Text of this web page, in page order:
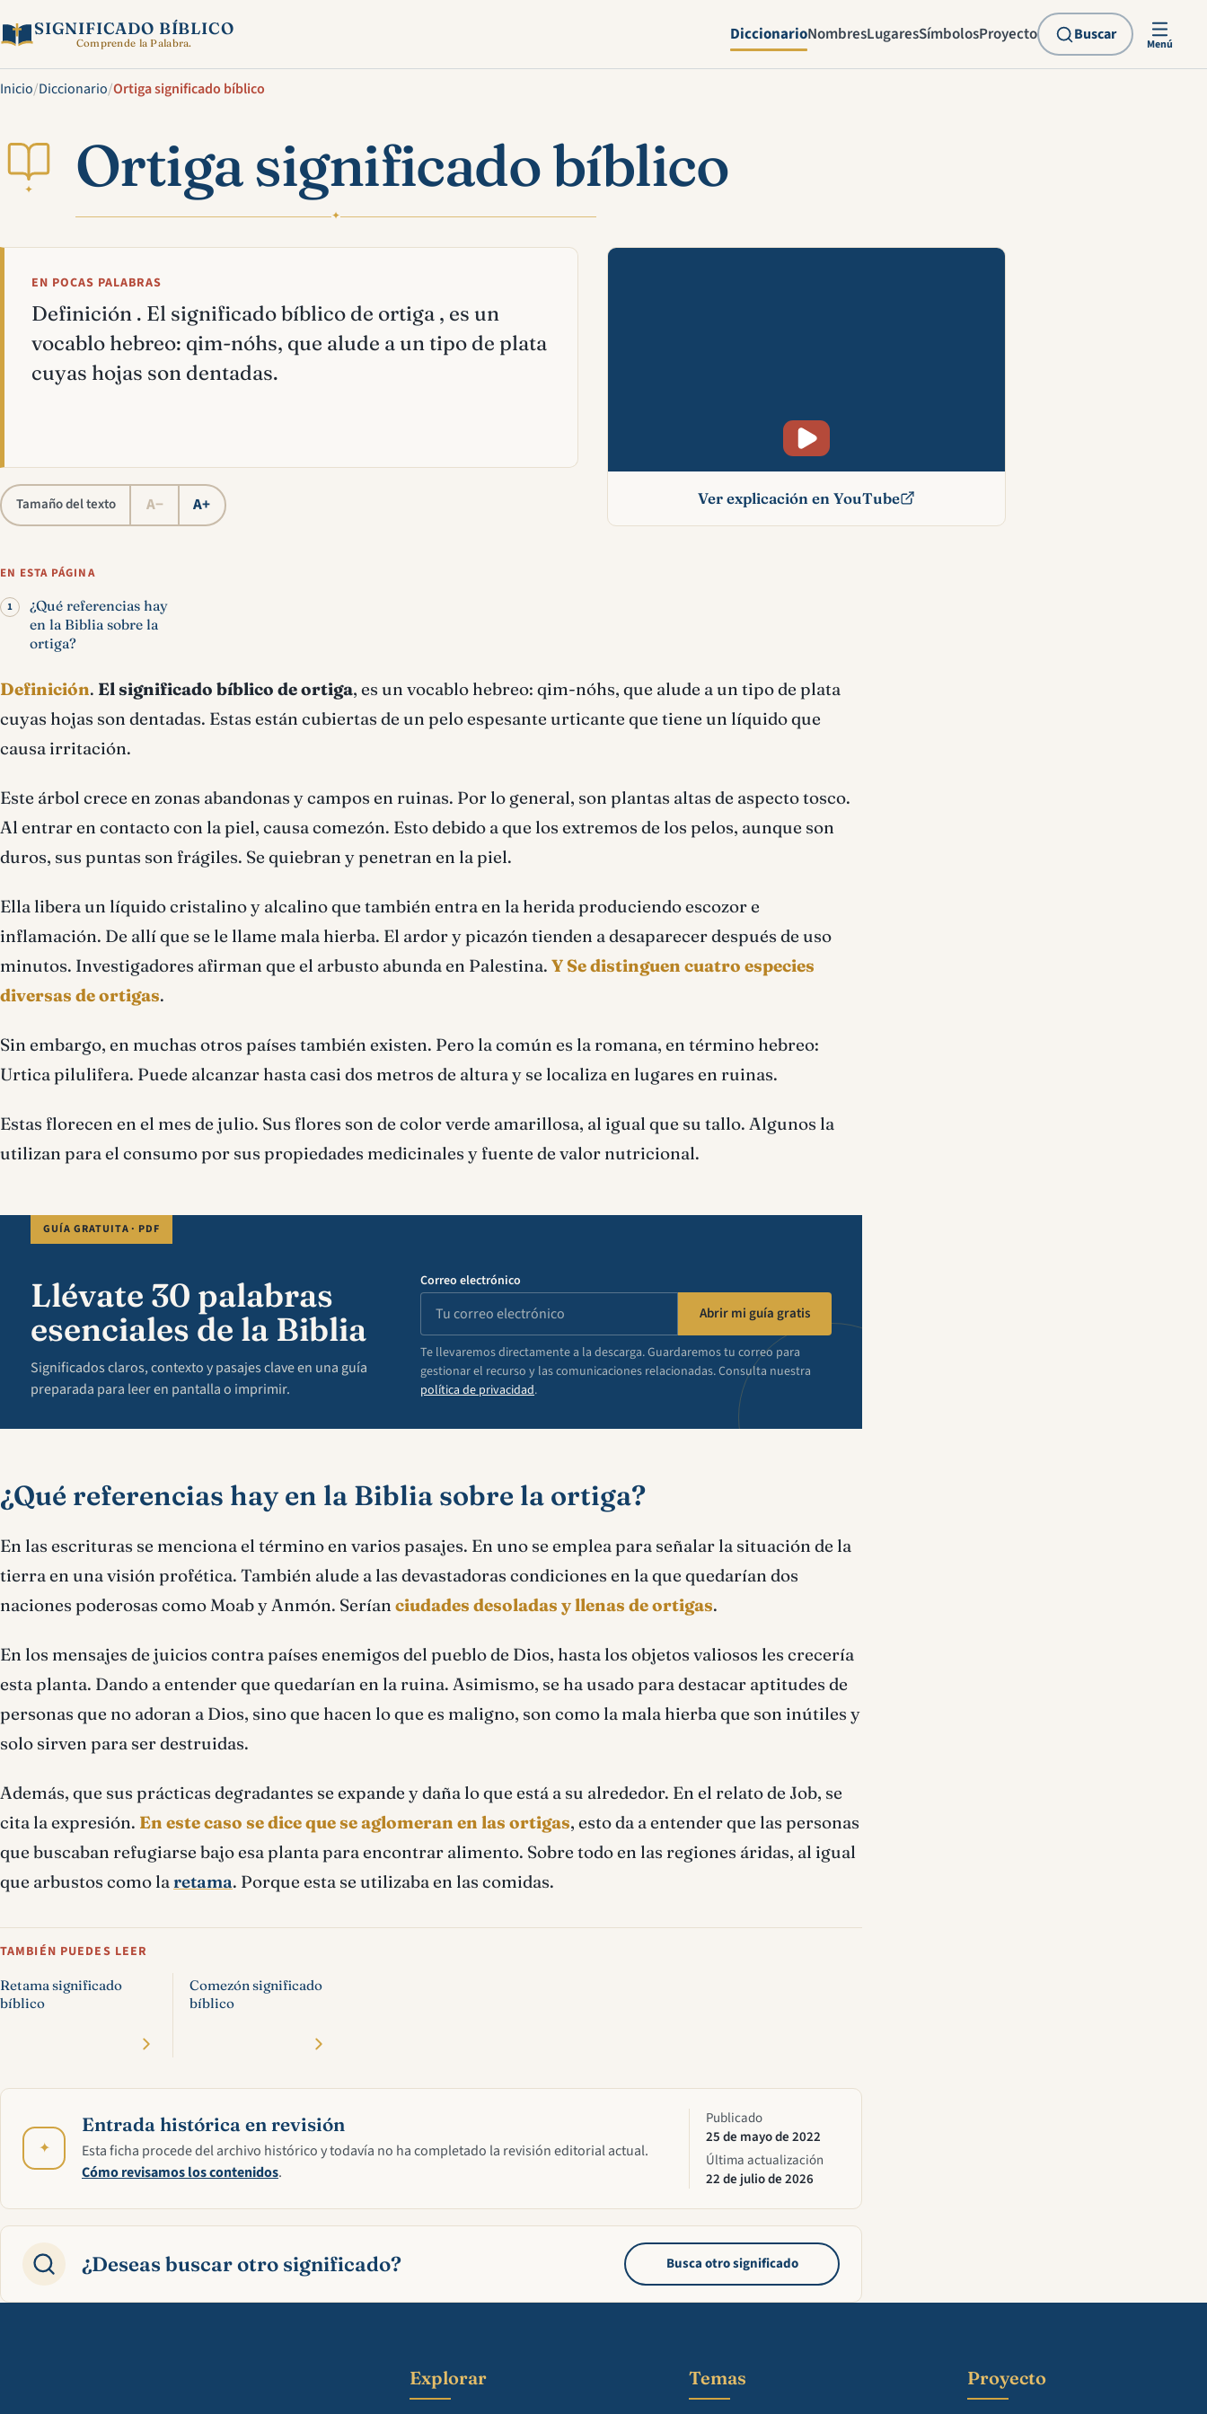
SIGNIFICADO BÍBLICO
Comprende la Palabra. DiccionarioNombresLugaresSímbolosProyecto Buscar
Menú
Inicio/Diccionario/Ortiga significado bíblico
✦ Ortiga significado bíblico
✦
EN POCAS PALABRAS
Definición . El significado bíblico de ortiga , es un
vocablo hebreo: qim-nóhs, que alude a un tipo de plata
cuyas hojas son dentadas.
Tamaño del texto A− A+
Mira esta explicación en vídeo
Ver explicación en YouTube
EN ESTA PÁGINA
¿Qué referencias hay
en la Biblia sobre la
ortiga?
Definición. El significado bíblico de ortiga, es un vocablo hebreo: qim-nóhs, que alude a un tipo de plata
cuyas hojas son dentadas. Estas están cubiertas de un pelo espesante urticante que tiene un líquido que
causa irritación.
Este árbol crece en zonas abandonas y campos en ruinas. Por lo general, son plantas altas de aspecto tosco.
Al entrar en contacto con la piel, causa comezón. Esto debido a que los extremos de los pelos, aunque son
duros, sus puntas son frágiles. Se quiebran y penetran en la piel.
Ella libera un líquido cristalino y alcalino que también entra en la herida produciendo escozor e
inflamación. De allí que se le llame mala hierba. El ardor y picazón tienden a desaparecer después de uso
minutos. Investigadores afirman que el arbusto abunda en Palestina. Y Se distinguen cuatro especies
diversas de ortigas.
Sin embargo, en muchas otros países también existen. Pero la común es la romana, en término hebreo:
Urtica pilulifera. Puede alcanzar hasta casi dos metros de altura y se localiza en lugares en ruinas.
Estas florecen en el mes de julio. Sus flores son de color verde amarillosa, al igual que su tallo. Algunos la
utilizan para el consumo por sus propiedades medicinales y fuente de valor nutricional.
GUÍA GRATUITA · PDF
Llévate 30 palabras
esenciales de la Biblia
Significados claros, contexto y pasajes clave en una guía
preparada para leer en pantalla o imprimir.
Correo electrónico
Abrir mi guía gratis
Te llevaremos directamente a la descarga. Guardaremos tu correo para
gestionar el recurso y las comunicaciones relacionadas. Consulta nuestra
política de privacidad.
¿Qué referencias hay en la Biblia sobre la ortiga?
En las escrituras se menciona el término en varios pasajes. En uno se emplea para señalar la situación de la
tierra en una visión profética. También alude a las devastadoras condiciones en la que quedarían dos
naciones poderosas como Moab y Anmón. Serían ciudades desoladas y llenas de ortigas.
En los mensajes de juicios contra países enemigos del pueblo de Dios, hasta los objetos valiosos les crecería
esta planta. Dando a entender que quedarían en la ruina. Asimismo, se ha usado para destacar aptitudes de
personas que no adoran a Dios, sino que hacen lo que es maligno, son como la mala hierba que son inútiles y
solo sirven para ser destruidas.
Además, que sus prácticas degradantes se expande y daña lo que está a su alrededor. En el relato de Job, se
cita la expresión. En este caso se dice que se aglomeran en las ortigas, esto da a entender que las personas
que buscaban refugiarse bajo esa planta para encontrar alimento. Sobre todo en las regiones áridas, al igual
que arbustos como laretama. Porque esta se utilizaba en las comidas.
TAMBIÉN PUEDES LEER
Retama significado
bíblico
Comezón significado
bíblico
✦
Entrada histórica en revisión
Esta ficha procede del archivo histórico y todavía no ha completado la revisión editorial actual.
Cómo revisamos los contenidos.
Publicado
25 de mayo de 2022
Última actualización
22 de julio de 2026
¿Deseas buscar otro significado? Busca otro significado
Explorar Temas Proyecto